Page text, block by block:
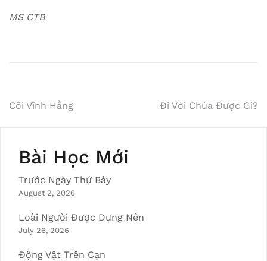
MS CTB
Post
Cõi Vĩnh Hằng Đi Với Chúa Được Gì?
Bài Học Mới
Trước Ngày Thứ Bảy
August 2, 2026
Loài Người Được Dựng Nên
July 26, 2026
Động Vật Trên Cạn